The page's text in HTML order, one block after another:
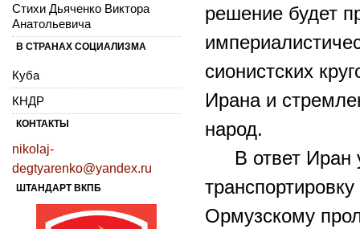
решение будет
сионистских
Ирана и
народ.
В ответ Иран
Ормузскому
Стихи Дьяченко Виктора
Анатольевича
В СТРАНАХ СОЦИАЛИЗМА
Куба
КНДР
КОНТАКТЫ
nikolaj-
degtyarenko@yandex.ru
ШТАНДАРТ ВКПБ